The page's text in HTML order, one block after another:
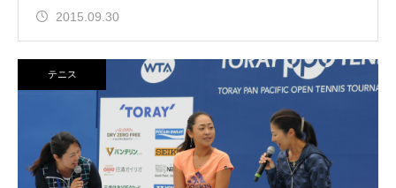
2015.09.30
テニス